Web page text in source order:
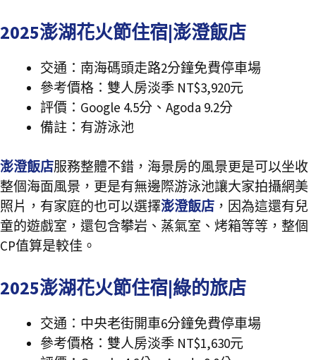
2025澎湖花火節住宿|澎澄飯店
交通：南海碼頭走路2分鐘免費停車場
參考價格：雙人房淡季 NT$3,920元
評價：Google 4.5分、Agoda 9.2分
備註：有游泳池
澎澄飯店服務整體不錯，海景房的風景更是可以坐收
整個海面風景，更是有無邊際游泳池讓大家拍攝網美
照片，有家庭的也可以選擇澎澄飯店 ，因為這還有兒
童的遊戲室，還包含攀岩、蒸氣室、烤箱等等，整個
CP值算是較佳。
2025澎湖花火節住宿|綠的旅店
交通：中央老街開車6分鐘免費停車場
參考價格：雙人房淡季 NT$1,630元